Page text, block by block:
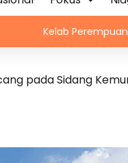
Perempuan Membaca
pada Sidang